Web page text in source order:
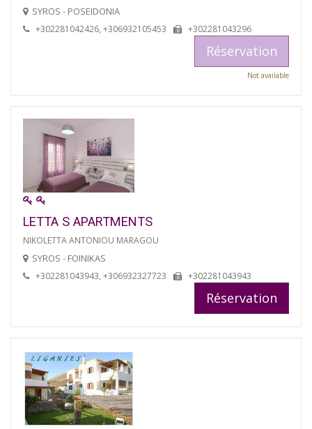
SYROS - POSEIDONIA
+302281042426, +306932105453 +302281043296
Réservation
Not available
LETTA S APARTMENTS
NIKOLETTA ANTONIOU MARAGOU
SYROS - FOINIKAS
+302281043943, +306932327723 +302281043943
Réservation